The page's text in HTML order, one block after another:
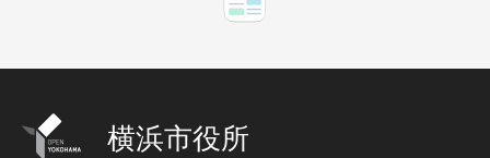
横浜市役所